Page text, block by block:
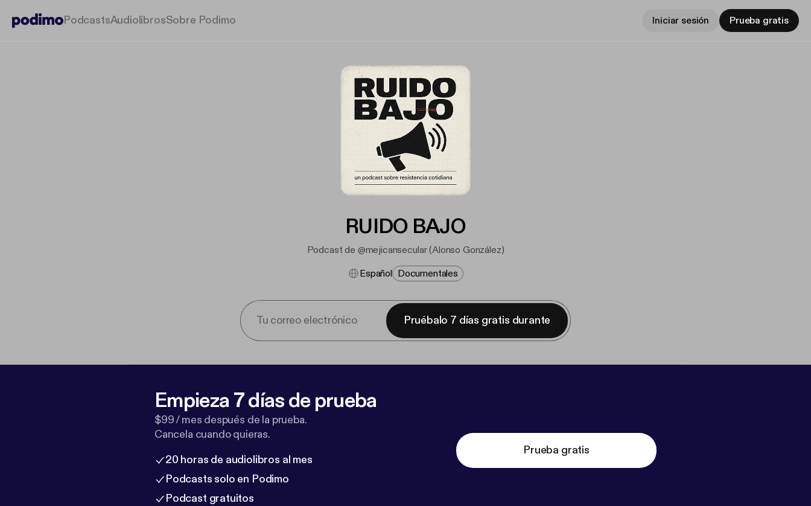
PodcastsAudiolibrosSobre Podimo Iniciar sesión Prueba gratis
RUIDO BAJO
Podcast de @mejicansecular (Alonso González)
Español Documentales
Pruébalo 7 días gratis durante
Empieza 7 días de prueba
$99 / mes después de la prueba.
Cancela cuando quieras.
20 horas de audiolibros al mes
Podcasts solo en Podimo
Podcast gratuitos
Prueba gratis